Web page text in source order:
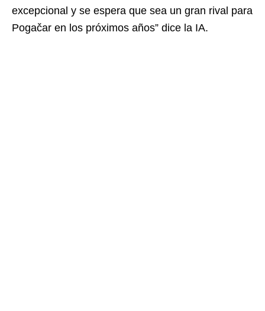
excepcional y se espera que sea un gran rival para
Pogačar en los próximos años” dice la IA.